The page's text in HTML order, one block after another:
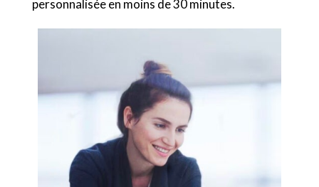
personnalisée en moins de 30 minutes.